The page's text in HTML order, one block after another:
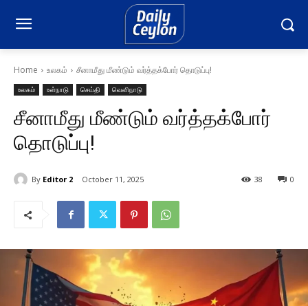
Home உலகம் சீனாமீது மீண்டும் வர்த்தக்போர் தொடுப்பு!
உலகம் உள்நாடு செய்தி வெளிநாடு
சீனாமீது மீண்டும் வர்த்தக்போர்
தொடுப்பு!
By Editor 2 October 11, 2025 0
38